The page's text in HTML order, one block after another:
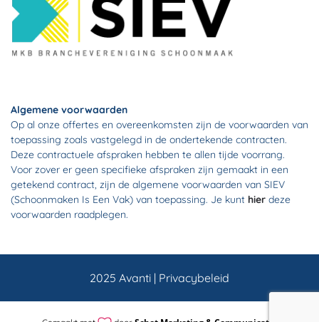
Algemene voorwaarden
Op al onze offertes en overeenkomsten zijn de voorwaarden van
toepassing zoals vastgelegd in de ondertekende contracten.
Deze contractuele afspraken hebben te allen tijde voorrang.
Voor zover er geen specifieke afspraken zijn gemaakt in een
getekend contract, zijn de algemene voorwaarden van SIEV
(Schoonmaken Is Een Vak) van toepassing. Je kunt hier deze
voorwaarden raadplegen.
2025 Avanti | Privacybeleid